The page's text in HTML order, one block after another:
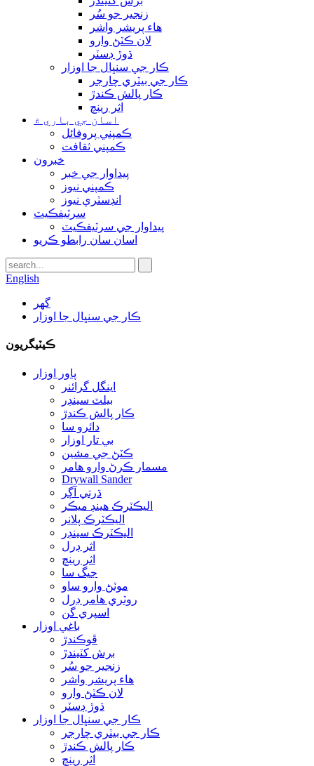
زنجير جو سُر
هاء پريشر واشر
لان ڪٽڻ وارو
ڌوڙ ڊسٽر
ڪار جي سنڀال جا اوزار
ڪار جي بيٽري چارجر
ڪار پالش ڪندڙ
اثر رينچ
اسان جي باري ۾
ڪمپني پروفائل
ڪمپني ثقافت
خبرون
پيداوار جي خبر
ڪمپني نيوز
انڊسٽري نيوز
سرٽيفڪيٽ
پيداوار جي سرٽيفڪيٽ
اسان سان رابطو ڪريو
English
گهر
ڪار جي سنڀال جا اوزار
ڪيٽيگريون
پاور اوزار
اينگل گرائنر
بيلٽ سينڊر
ڪار پالش ڪندڙ
دائرو سا
بي تار اوزار
ڪٽڻ جي مشين
مسمار ڪرڻ وارو هامر
Drywall Sander
ڌرتي آڳر
اليڪٽرڪ هينڊ ميڪر
اليڪٽرڪ پلانر
اليڪٽرڪ سينڊر
اثر ڊرل
اثر رينچ
جيگ سا
موٽڻ وارو ساو
روٽري هامر ڊرل
اسپري گن
باغي اوزار
ڦوڪندڙ
برش کٽيندڙ
زنجير جو سُر
هاء پريشر واشر
لان ڪٽڻ وارو
ڌوڙ ڊسٽر
ڪار جي سنڀال جا اوزار
ڪار جي بيٽري چارجر
ڪار پالش ڪندڙ
اثر رينچ